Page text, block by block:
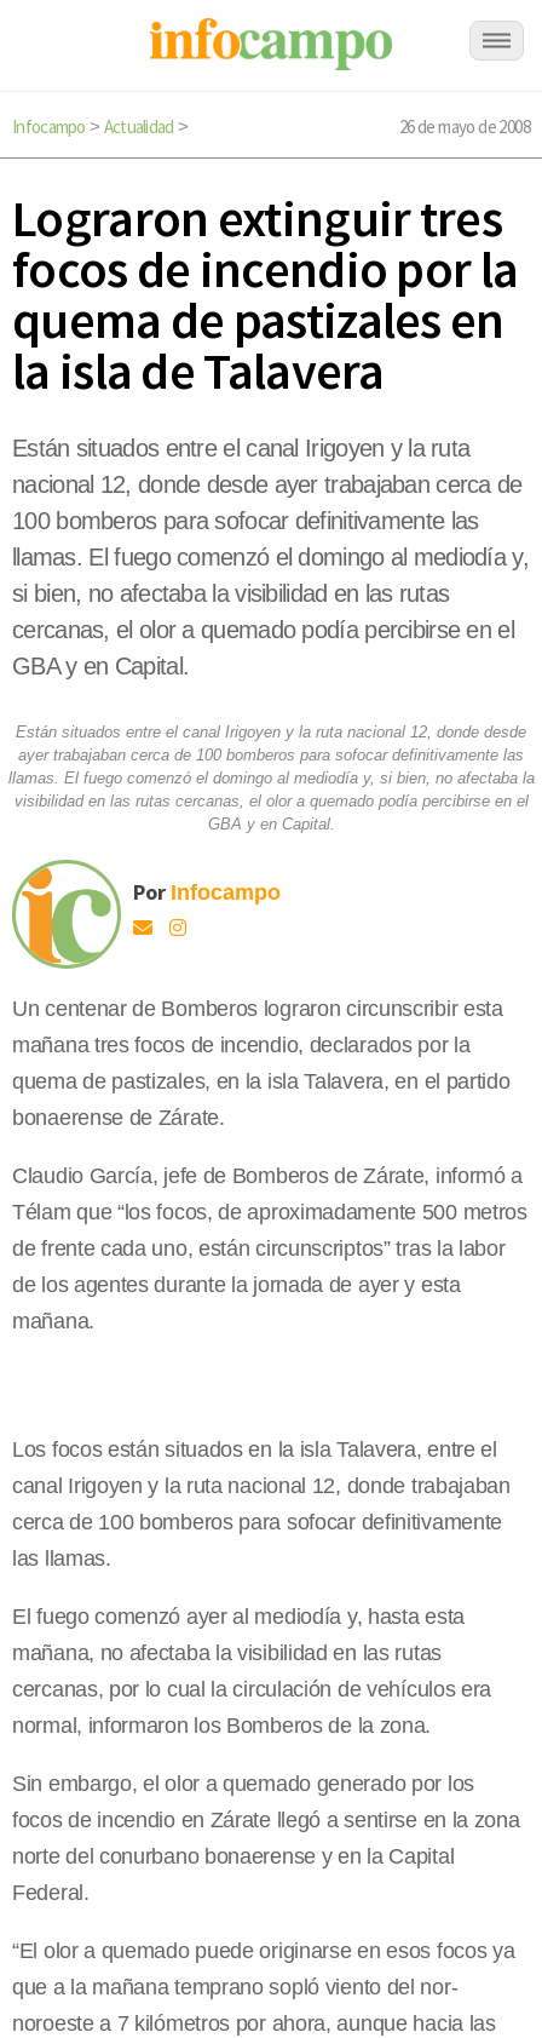
Infocampo > Actualidad > 26 de mayo de 2008
Lograron extinguir tres
focos de incendio por la
quema de pastizales en
la isla de Talavera
Están situados entre el canal Irigoyen y la ruta
nacional 12, donde desde ayer trabajaban cerca de
100 bomberos para sofocar definitivamente las
llamas. El fuego comenzó el domingo al mediodía y,
si bien, no afectaba la visibilidad en las rutas
cercanas, el olor a quemado podía percibirse en el
GBA y en Capital.
Están situados entre el canal Irigoyen y la ruta nacional 12, donde desde
ayer trabajaban cerca de 100 bomberos para sofocar definitivamente las
llamas. El fuego comenzó el domingo al mediodía y, si bien, no afectaba la
visibilidad en las rutas cercanas, el olor a quemado podía percibirse en el
GBA y en Capital.
Por Infocampo
Un centenar de Bomberos lograron circunscribir esta
mañana tres focos de incendio, declarados por la
quema de pastizales, en la isla Talavera, en el partido
bonaerense de Zárate.
Claudio García, jefe de Bomberos de Zárate, informó a
Télam que “los focos, de aproximadamente 500 metros
de frente cada uno, están circunscriptos” tras la labor
de los agentes durante la jornada de ayer y esta
mañana.
Los focos están situados en la isla Talavera, entre el
canal Irigoyen y la ruta nacional 12, donde trabajaban
cerca de 100 bomberos para sofocar definitivamente
las llamas.
El fuego comenzó ayer al mediodía y, hasta esta
mañana, no afectaba la visibilidad en las rutas
cercanas, por lo cual la circulación de vehículos era
normal, informaron los Bomberos de la zona.
Sin embargo, el olor a quemado generado por los
focos de incendio en Zárate llegó a sentirse en la zona
norte del conurbano bonaerense y en la Capital
Federal.
“El olor a quemado puede originarse en esos focos ya
que a la mañana temprano sopló viento del nor-
noroeste a 7 kilómetros por ahora, aunque hacia las